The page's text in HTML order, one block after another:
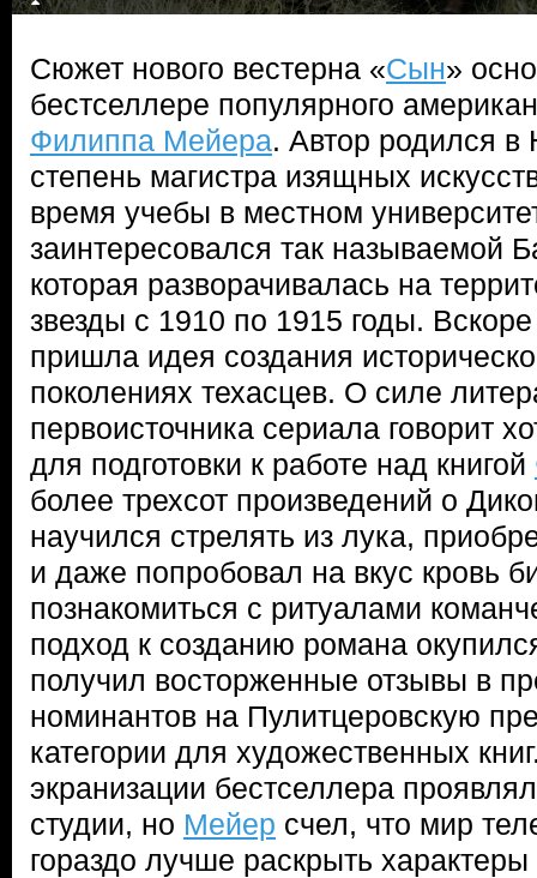
Сюжет нового вестерна «Сын»
бестселлере популярного
Филиппа Мейера. Автор родился
степень магистра изящных
время учебы в местном
заинтересовался так называемой
которая разворачивалась на
звезды с 1910 по 1915 годы.
пришла идея создания
поколениях техасцев. О силе
первоисточника сериала говорит
для подготовки к работе над книгой
более трехсот произведений о
научился стрелять из лука,
и даже попробовал на вкус кровь
познакомиться с ритуалами
подход к созданию романа
получил восторженные отзывы в
номинантов на Пулитцеровскую
категории для художественных
экранизации бестселлера
студии, но Мейер счел, что мир
гораздо лучше раскрыть характеры